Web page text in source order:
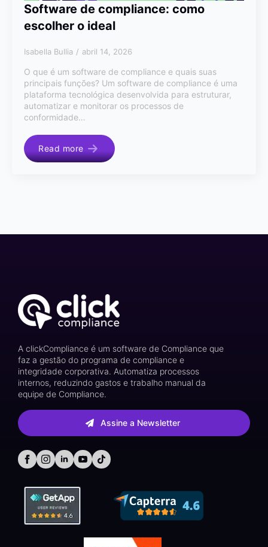
Software de compliance: como
escolher o ideal
Isabella Bullia abril 14, 2026
O que é um software de compliance e quais suas
principais funções? Um software de compliance é uma
plataforma tecnológica desenvolvida para estruturar,
automatizar e monitorar os processos de
conformidade…
Read more
A clickCompliance é um software de Compliance que
faz a gestão do programa de compliance e
integridade corporativa. Automatiza processos
internos, reduzindo gastos e trabalho manual da
equipe de Compliance.
Assine a Newsletter